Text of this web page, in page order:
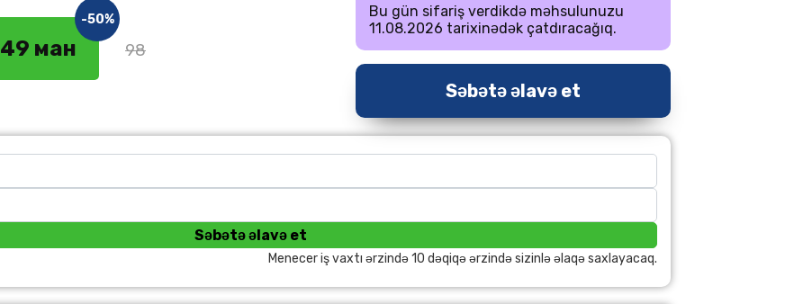
49 ман
-50%
98
Bu gün sifariş verdikdə məhsulunuzu
11.08.2026 tarixinədək çatdıracağıq.
Səbətə əlavə et
Səbətə əlavə et
Menecer iş vaxtı ərzində 10 dəqiqə ərzində sizinlə əlaqə saxlayacaq.